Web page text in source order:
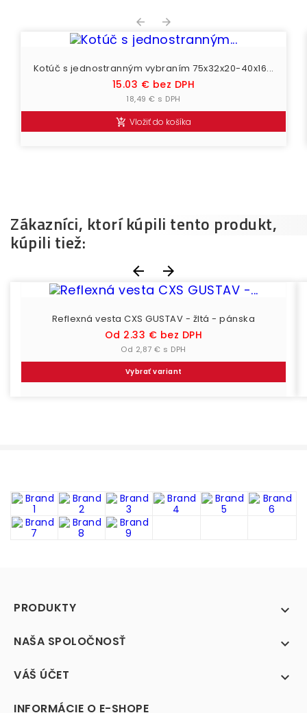
 
Kotúč s jednostranným vybraním 75x32x20-40x16...
Cena
15.03 € bez DPH
18,49 € s DPH
 Vložiť do košíka
Zákazníci, ktorí kúpili tento produkt,
kúpili tiež:
 
Reflexná vesta CXS GUSTAV - žltá - pánska
Cena
Od 2.33 € bez DPH
Od 2,87 € s DPH
Vybrať variant
PRODUKTY 
NAŠA SPOLOČNOSŤ 
VÁŠ ÚČET 
INFORMÁCIE O E-SHOPE